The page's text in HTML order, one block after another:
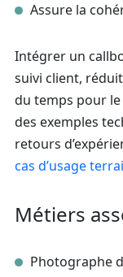
Assure la
Intégrer un
suivi client,
du temps pour
des exemples
retours
cas d’usage
Métiers
Photographe